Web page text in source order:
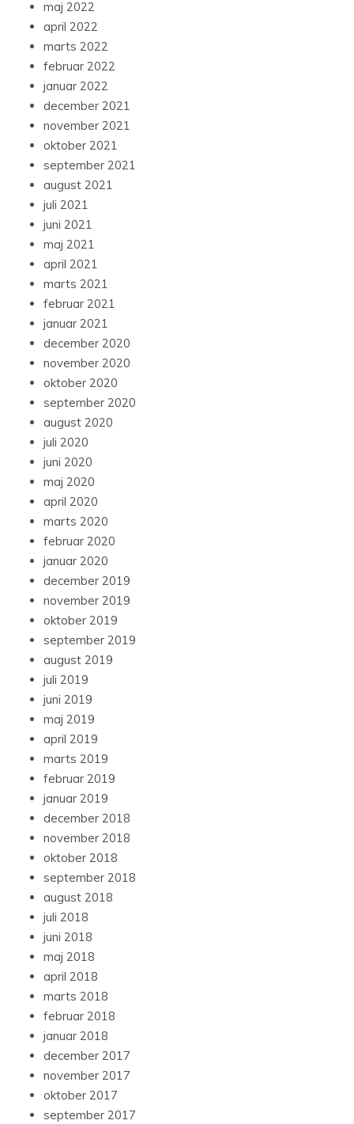
maj 2022
april 2022
marts 2022
februar 2022
januar 2022
december 2021
november 2021
oktober 2021
september 2021
august 2021
juli 2021
juni 2021
maj 2021
april 2021
marts 2021
februar 2021
januar 2021
december 2020
november 2020
oktober 2020
september 2020
august 2020
juli 2020
juni 2020
maj 2020
april 2020
marts 2020
februar 2020
januar 2020
december 2019
november 2019
oktober 2019
september 2019
august 2019
juli 2019
juni 2019
maj 2019
april 2019
marts 2019
februar 2019
januar 2019
december 2018
november 2018
oktober 2018
september 2018
august 2018
juli 2018
juni 2018
maj 2018
april 2018
marts 2018
februar 2018
januar 2018
december 2017
november 2017
oktober 2017
september 2017